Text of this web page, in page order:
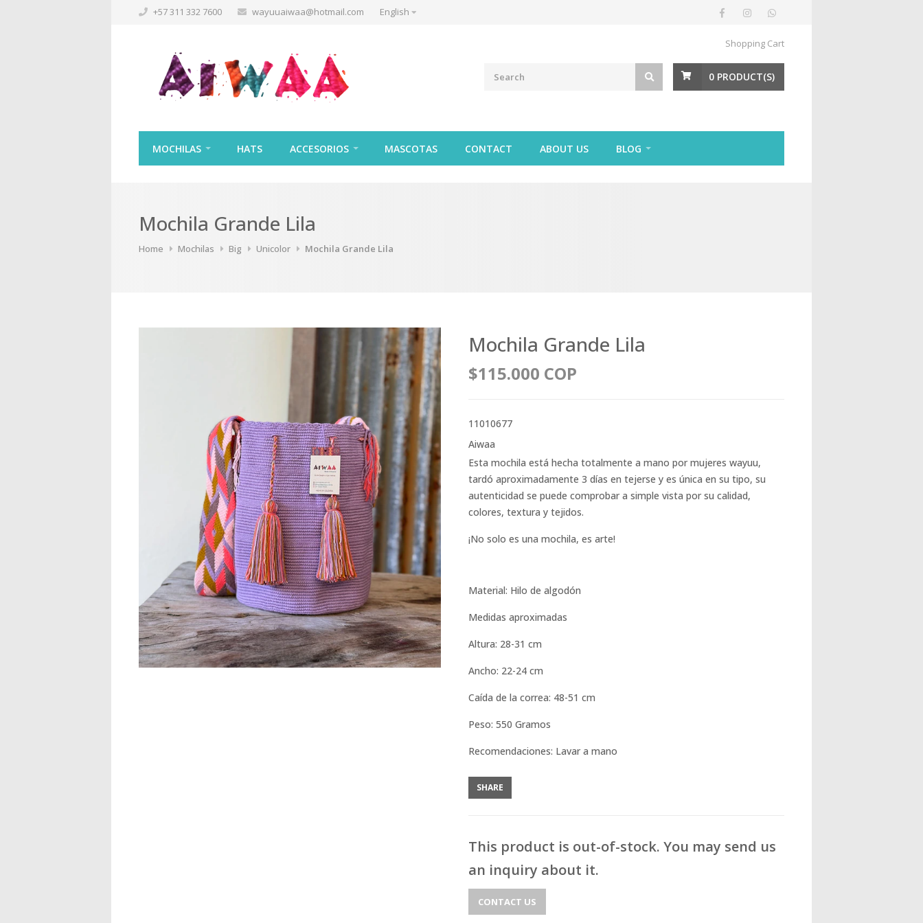
+57 311 332 7600 wayuuaiwaa@hotmail.com English
Shopping Cart
0 PRODUCT(S)
MOCHILAS HATS ACCESORIOS MASCOTAS CONTACT ABOUT US BLOG
Mochila Grande Lila
Home Mochilas Big Unicolor Mochila Grande Lila
Mochila Grande Lila
$115.000 COP
11010677
Aiwaa
Esta mochila está hecha totalmente a mano por mujeres wayuu,
tardó aproximadamente 3 días en tejerse y es única en su tipo, su
autenticidad se puede comprobar a simple vista por su calidad,
colores, textura y tejidos.
¡No solo es una mochila, es arte!
Material: Hilo de algodón
Medidas aproximadas
Altura: 28-31 cm
Ancho: 22-24 cm
Caída de la correa: 48-51 cm
Peso: 550 Gramos
Recomendaciones: Lavar a mano
SHARE
This product is out-of-stock. You may send us
an inquiry about it.
CONTACT US